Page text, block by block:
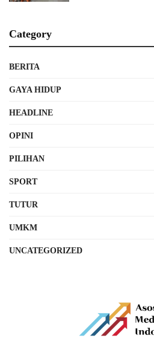
Category
BERITA
GAYA HIDUP
HEADLINE
OPINI
PILIHAN
SPORT
TUTUR
UMKM
UNCATEGORIZED